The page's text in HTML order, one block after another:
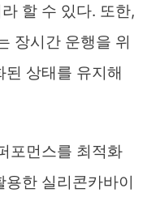
할 수 있다. 또한,
장시간 운행을 위
상태를 유지해
포먼스를 최적화
한 실리콘카바이